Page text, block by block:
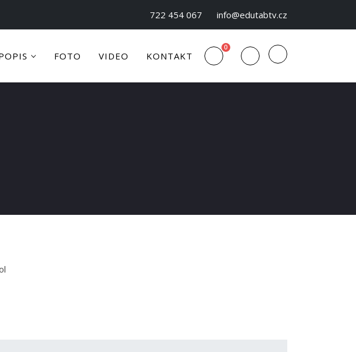
722 454 067 info@edutabtv.cz
0
FOTO VIDEO KONTAKT